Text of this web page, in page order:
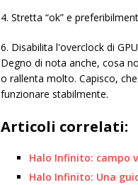
4. Stretta “ok” e
6. Disabilita l'overclock di
Degno di nota anche, cosa
o rallenta molto. Capisco,
funzionare stabilmente.
Articoli correlati:
Halo Infinito: campo
Halo Infinito: Una